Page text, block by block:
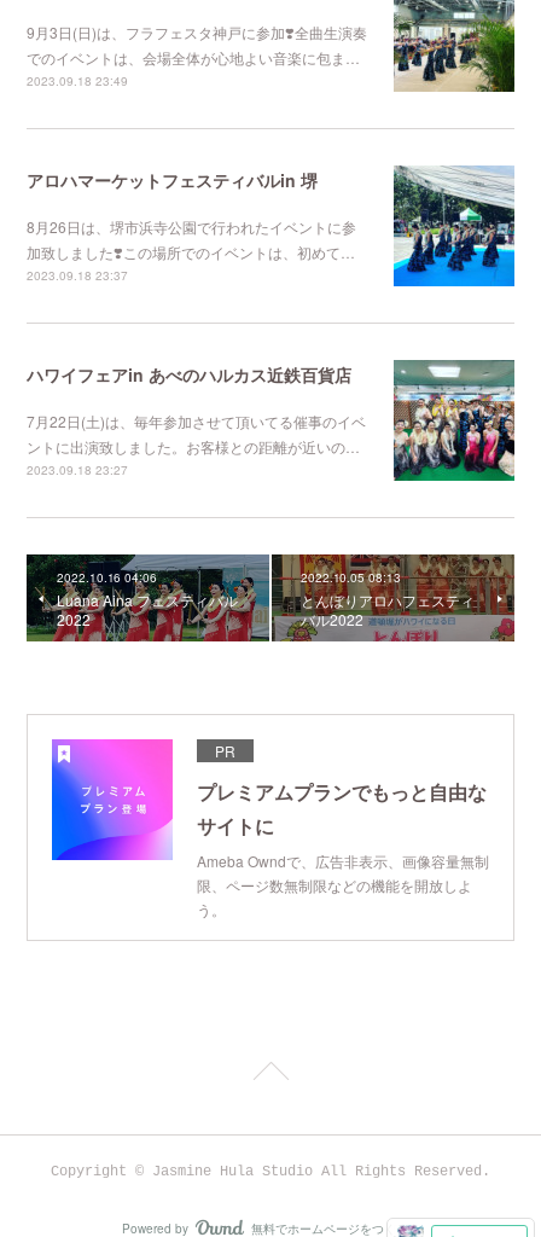
9月3日(日)は、フラフェスタ神戸に参加❣️全曲生演奏
でのイベントは、会場全体が心地よい音楽に包ま…
2023.09.18 23:49
アロハマーケットフェスティバルin 堺
8月26日は、堺市浜寺公園で行われたイベントに参
加致しました❣️この場所でのイベントは、初めて…
2023.09.18 23:37
ハワイフェアin あべのハルカス近鉄百貨店
7月22日(土)は、毎年参加させて頂いてる催事のイベ
ントに出演致しました。お客様との距離が近いの…
2023.09.18 23:27
2022.10.16 04:06
Luana Aina フェスティバル
2022
2022.10.05 08:13
とんぼりアロハフェスティ
バル2022
PR
プレミアムプランでもっと自由な
サイトに
Ameba Owndで、広告非表示、画像容量無制
限、ページ数無制限などの機能を開放しよ
う。
Copyright © Jasmine Hula Studio All Rights Reserved.
Powered by 無料でホームページをつくろう